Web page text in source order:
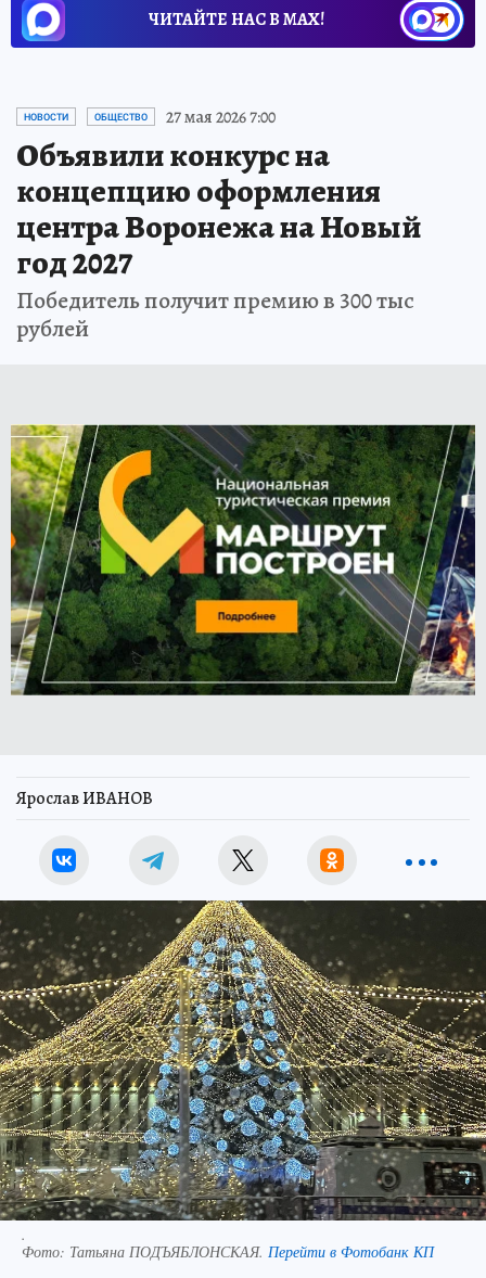
ЧИТАЙТЕ НАС В МАХ!
НОВОСТИ ОБЩЕСТВО 27 мая 2026 7:00
Объявили конкурс на
концепцию оформления
центра Воронежа на Новый
год 2027
Победитель получит премию в 300 тыс
рублей
Ярослав ИВАНОВ
.
Фото: Татьяна ПОДЪЯБЛОНСКАЯ. Перейти в Фотобанк КП